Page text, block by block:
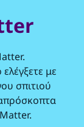
με
σπιτιού